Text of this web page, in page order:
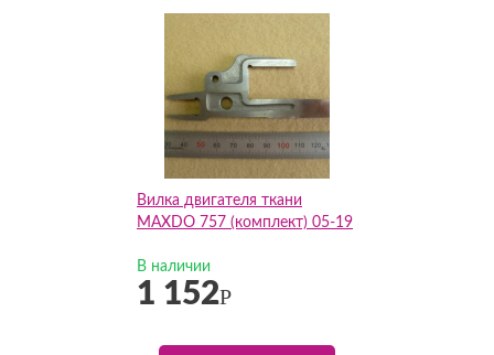
Вилка двигателя ткани
MAXDO 757 (комплект) 05-19
В наличии
1 152Р